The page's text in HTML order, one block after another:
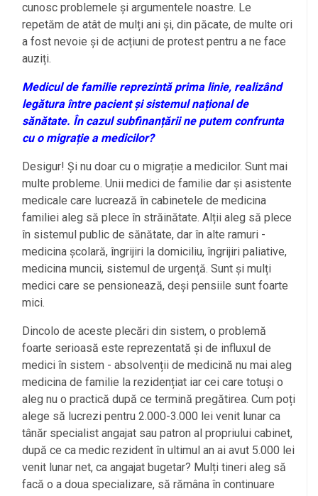
cunosc problemele și argumentele noastre. Le
repetăm de atât de mulți ani și, din păcate, de multe ori
a fost nevoie și de acțiuni de protest pentru a ne face
auziți.
Medicul de familie reprezintă prima linie, realizând
legătura între pacient și sistemul național de
sănătate. În cazul subfinanțării ne putem confrunta
cu o migrație a medicilor?
Desigur! Și nu doar cu o migrație a medicilor. Sunt mai
multe probleme. Unii medici de familie dar și asistente
medicale care lucrează în cabinetele de medicina
familiei aleg să plece în străinătate. Alții aleg să plece
în sistemul public de sănătate, dar în alte ramuri -
medicina școlară, îngrijiri la domiciliu, îngrijiri paliative,
medicina muncii, sistemul de urgență. Sunt și mulți
medici care se pensionează, deși pensiile sunt foarte
mici.
Dincolo de aceste plecări din sistem, o problemă
foarte serioasă este reprezentată și de influxul de
medici în sistem - absolvenții de medicină nu mai aleg
medicina de familie la rezidențiat iar cei care totuși o
aleg nu o practică după ce termină pregătirea. Cum poți
alege să lucrezi pentru 2.000-3.000 lei venit lunar ca
tânăr specialist angajat sau patron al propriului cabinet,
după ce ca medic rezident în ultimul an ai avut 5.000 lei
venit lunar net, ca angajat bugetar? Mulți tineri aleg să
facă o a doua specializare, să rămâna în continuare